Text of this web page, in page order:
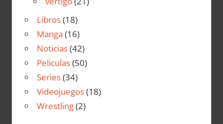
Libros(18)
Manga (16)
Noticias(42)
Peliculas(50)
Series(34)
Videojuegos(18)
Wrestling(2)